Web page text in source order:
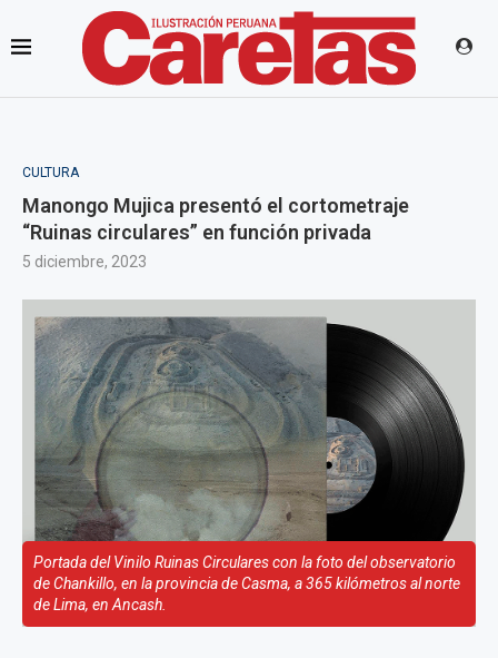
CULTURA
Manongo Mujica presentó el cortometraje
“Ruinas circulares” en función privada
5 diciembre, 2023
Portada del Vinilo Ruinas Circulares con la foto del observatorio
de Chankillo, en la provincia de Casma, a 365 kilómetros al norte
de Lima, en Ancash.